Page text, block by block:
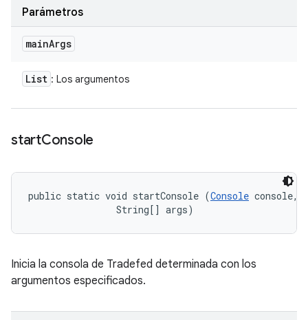
Parámetros
mainArgs
List : Los argumentos
startConsole
public static void startConsole (Console console,
                String[] args)
Inicia la consola de Tradefed determinada con los
argumentos especificados.